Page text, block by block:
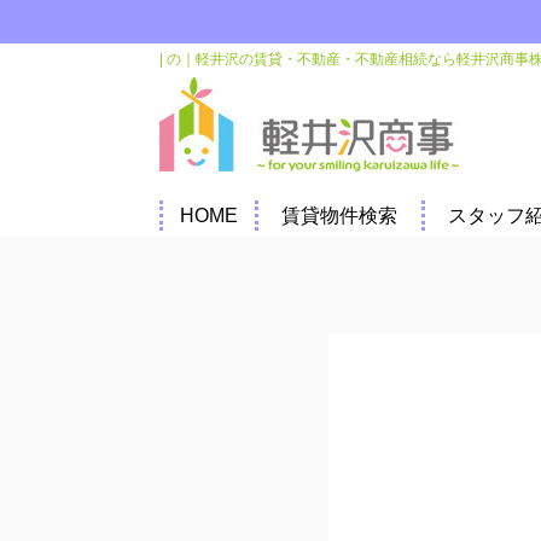
| の｜軽井沢の賃貸・不動産・不動産相続なら軽井沢商事
HOME 賃貸物件検索 スタッフ